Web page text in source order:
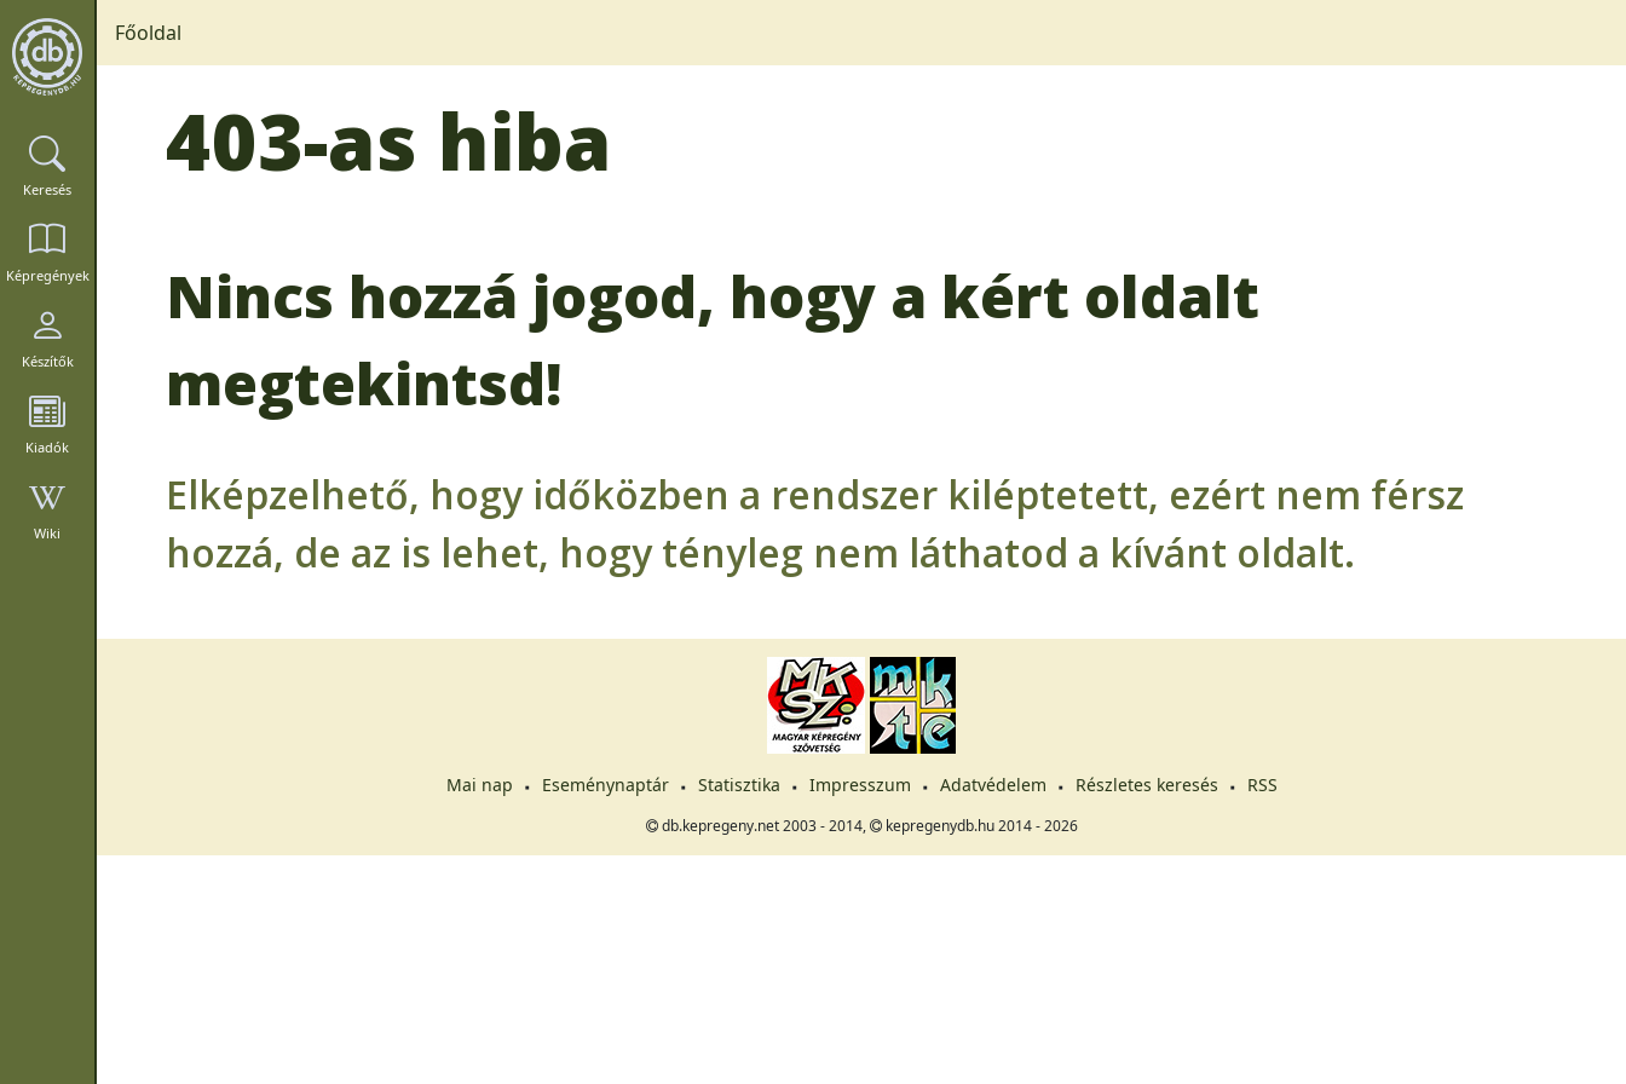
Keresés
Képregények
Készítők
Kiadók
Wiki
Főoldal
403-as hiba
Nincs hozzá jogod, hogy a kért oldalt
megtekintsd!
Elképzelhető, hogy időközben a rendszer kiléptetett, ezért nem férsz
hozzá, de az is lehet, hogy tényleg nem láthatod a kívánt oldalt.
Mai nap Eseménynaptár Statisztika Impresszum Adatvédelem Részletes keresés RSS
db.kepregeny.net 2003 - 2014, kepregenydb.hu 2014 - 2026